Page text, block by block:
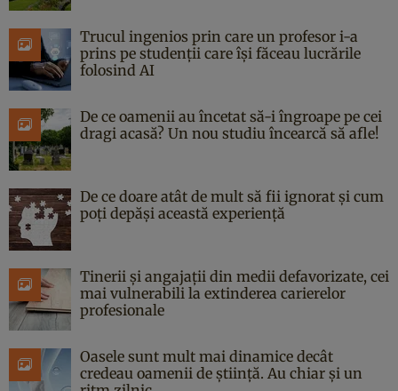
Trucul ingenios prin care un profesor i-a
prins pe studenții care își făceau lucrările
folosind AI
De ce oamenii au încetat să-i îngroape pe cei
dragi acasă? Un nou studiu încearcă să afle!
De ce doare atât de mult să fii ignorat și cum
poți depăși această experiență
Tinerii și angajații din medii defavorizate, cei
mai vulnerabili la extinderea carierelor
profesionale
Oasele sunt mult mai dinamice decât
credeau oamenii de știință. Au chiar și un